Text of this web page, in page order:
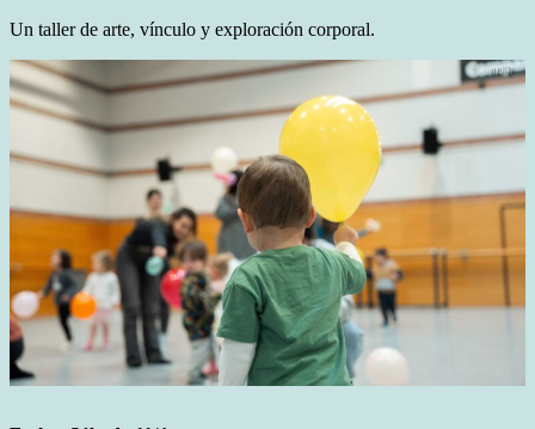
Un taller de arte, vínculo y exploración corporal.